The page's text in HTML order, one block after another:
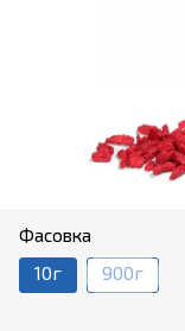
Фасовка
10г 900г